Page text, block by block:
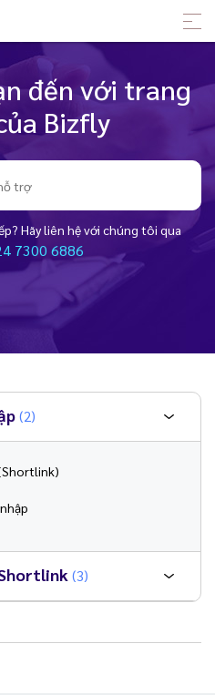
đến với trang
Bizfly
Hãy liên hệ với chúng tôi qua
7300 6886
(2)
(3)